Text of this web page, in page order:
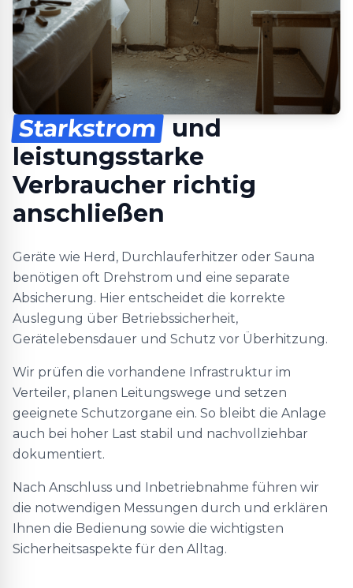
Starkstrom
und
leistungsstarke
Verbraucher richtig
anschließen
Geräte wie Herd, Durchlauferhitzer oder Sauna
benötigen oft Drehstrom und eine separate
Absicherung. Hier entscheidet die korrekte
Auslegung über Betriebssicherheit,
Gerätelebensdauer und Schutz vor Überhitzung.
Wir prüfen die vorhandene Infrastruktur im
Verteiler, planen Leitungswege und setzen
geeignete Schutzorgane ein. So bleibt die Anlage
auch bei hoher Last stabil und nachvollziehbar
dokumentiert.
Nach Anschluss und Inbetriebnahme führen wir
die notwendigen Messungen durch und erklären
Ihnen die Bedienung sowie die wichtigsten
Sicherheitsaspekte für den Alltag.